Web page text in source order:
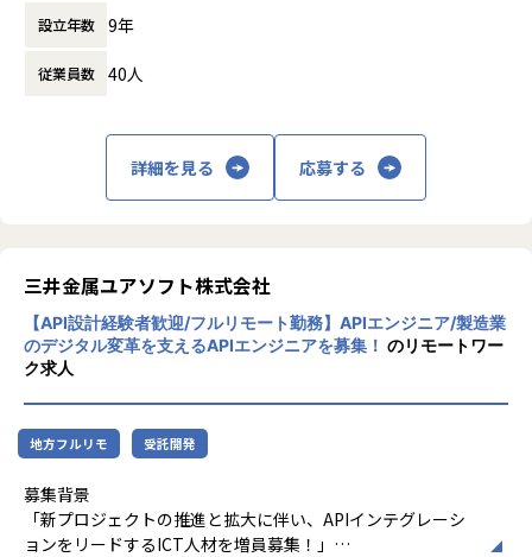
すべて自分の意思決定で動かせる環境です。
・AI駆動開発を組織全体に根付かせる最初の一人になれる
TypeScript / Python のデュアルスタック、LLMを複数
組み合わせた
・経営と並走しながらCTO / VPoEとして会社を動かせる
技術戦略・開発組織戦略の両面を統括するポジションです。
事業戦略と技術戦略を接続し、ロードマップ・アーキテクチ
ャ・開発組織の構造設計から
採用・育成・プロセス整備まで、開発組織全体を責任者とし
獲得できるスキル
・シリーズAフェーズにおける技術戦略と事業戦略の接続経
験
経営・Bizサイドと近い距離で、技術観点から事業イン
パクトの大きい
の価値を届ける一連の流れを横断的に担っていただきます。
採用背景
資金調達を完了し、新規事業の戦略とプロダクト構想が固ま
ったタイミングにあります。
導入企業数も増加しており、開発・セールス・マーケティン
グなどチームメンバーも順調に増加中です。
性を描き、実行に落とし込めるPdM（プロダクトマネージャ
戦略と実行をつなぎ、ユーザーに価値を届ける意思決定を共
に担っていただける方をお迎えしたいと考えています。
お任せしたい役割とミッション
インフォボックスのPdMとして、プロダクトの価値最大化を
目的に、ライフサイクル全体をリードしていただきます。
プロダクト戦略・ロードマップの策定から、開発チームとの
仕様設計、ユーザー行動の分析・改善サイクルの運用まで、
戦略と現場をつなぐハブとしての役割を期待しています。
時間外労働の有無： 有（月平均5時間）
設立年数 9年
従業員数 40人
詳細を見る 応募する
三井金属ユアソフト株式会社
【API設計経験者歓迎/フルリモート勤務】APIエンジニア/製造業
のデジタル変革を支えるAPIエンジニアを募集！ のリモートワー
ク求人
地方フルリモ 受託開発
募集背景
「新プロジェクトの推進と拡大に伴い、APIインテグレーシ
ョンをリードするICT人材を増員募集！」